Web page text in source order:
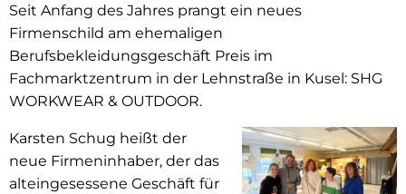
Seit Anfang des Jahres prangt ein neues
Firmenschild am ehemaligen
Berufsbekleidungsgeschäft Preis im
Fachmarktzentrum in der Lehnstraße in Kusel: SHG
WORKWEAR & OUTDOOR.
Karsten Schug heißt der
neue Firmeninhaber, der das
alteingesessene Geschäft für